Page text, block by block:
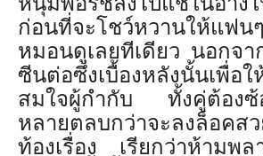
ก่อนที่จะโชว์หวานให้แ
หมอนดูเลยทีเดียว นอกจา
ซีนต่อซึ่งเบื้องหลังนั้นเพื่อใ
สมใจผู้กำกับ ทั้งคู่ต้องซ้
หลายตลบกว่าจะลงล็อคส
ท้องเรื่อง เรียกว่าห้ามพ